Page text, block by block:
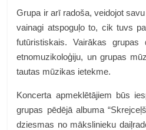
Grupa ir arī radoša, veidojot
vainagi atspoguļo to, cik tuvs
futūristiskais. Vairākas grupas
etnomuzikoloģiju, un grupas
tautas mūzikas ietekme.
Koncerta apmeklētājiem būs
grupas pēdējā albuma
dziesmas no mākslinieku